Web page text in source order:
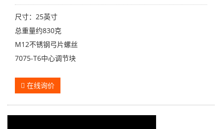
尺寸：25英寸
总重量约830克
M12不锈钢弓片螺丝
7075-T6中心调节块
在线询价